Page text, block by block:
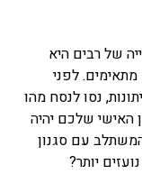
של רבים היא
לפני
נסו לנסח מהו
האישי שלכם יהיה
עם סגנון
יותר?